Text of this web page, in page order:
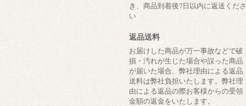
き、商品到着後7日以内に返送くださ
い
返品送料
お届けした商品が万一事故などで破
損・汚れが生じた場合や誤った商品
が届いた場合、弊社理由による返品
送料は弊社負担いたします。弊社理
由による返品の際お客様からの受領
金額の返金をいたします。